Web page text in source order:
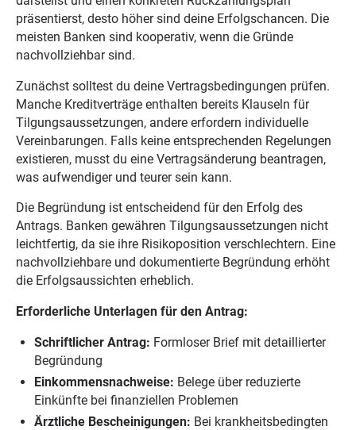
präsentierst, desto höher sind deine Erfolgschancen. Die
meisten Banken sind kooperativ, wenn die Gründe
nachvollziehbar sind.
Zunächst solltest du deine Vertragsbedingungen prüfen.
Manche Kreditverträge enthalten bereits Klauseln für
Tilgungsaussetzungen, andere erfordern individuelle
Vereinbarungen. Falls keine entsprechenden Regelungen
existieren, musst du eine Vertragsänderung beantragen,
was aufwendiger und teurer sein kann.
Die Begründung ist entscheidend für den Erfolg des
Antrags. Banken gewähren Tilgungsaussetzungen nicht
leichtfertig, da sie ihre Risikoposition verschlechtern. Eine
nachvollziehbare und dokumentierte Begründung erhöht
die Erfolgsaussichten erheblich.
Erforderliche Unterlagen für den Antrag:
Schriftlicher Antrag: Formloser Brief mit detaillierter
Begründung
Einkommensnachweise: Belege über reduzierte
Einkünfte bei finanziellen Problemen
Ärztliche Bescheinigungen: Bei krankheitsbedingten